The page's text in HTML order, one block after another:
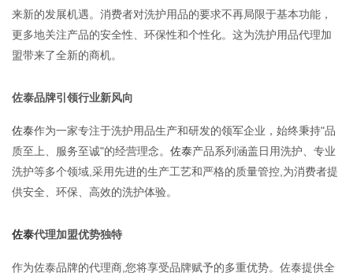
来新的发展机遇。消费者对洗护用品的要求不再局限于基本功能，
更多地关注产品的安全性、环保性和个性化。这为洗护用品代理加
盟带来了全新的商机。
佐泰品牌引领行业新风向
佐泰作为一家专注于洗护用品生产和研发的领军企业，始终秉持"品
质至上、服务至诚"的经营理念。 佐泰产品系列涵盖日用洗护、专业
洗护等多个领域,采用先进的生产工艺和严格的质量管控,为消费者提
供安全、环保、高效的洗护体验。
佐泰代理加盟优势独特
作为佐泰品牌的代理商,您将享受品牌赋予的多重优势。佐泰提供全